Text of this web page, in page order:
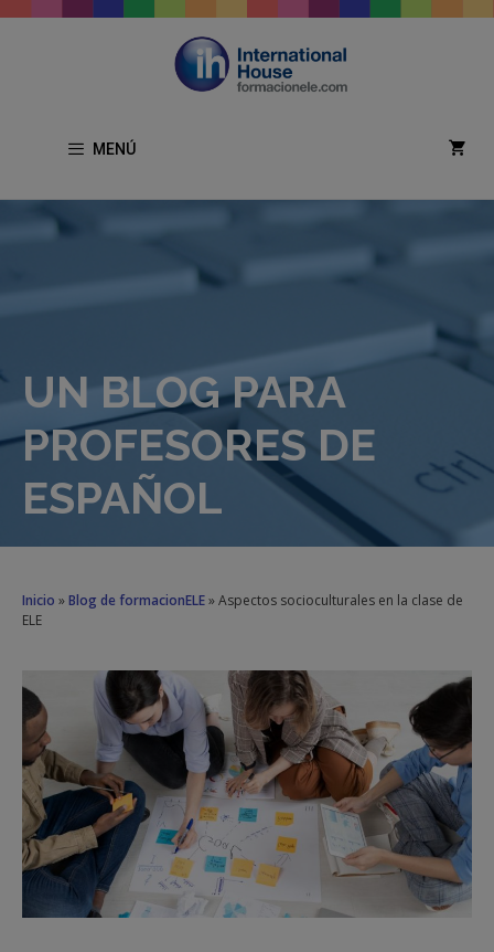
Saltar
MENÚ
UN BLOG PARA
PROFESORES DE
ESPAÑOL
Inicio »Blog de formacionELE»Aspectos socioculturales en la clase de
ELE